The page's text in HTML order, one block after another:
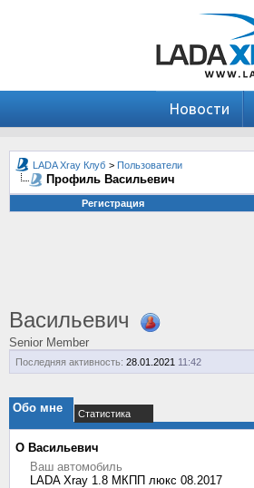
Новости
LADA Xray Клуб > Пользователи
Профиль Васильевич
Регистрация
Васильевич
Senior Member
Последняя активность: 28.01.2021 11:42
Обо мне Статистика
О Васильевич
Ваш автомобиль
LADA Xray 1.8 МКПП люкс 08.2017